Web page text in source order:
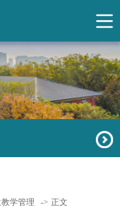
学管理 -> 正文